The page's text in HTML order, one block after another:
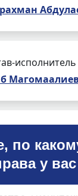
исполнитель